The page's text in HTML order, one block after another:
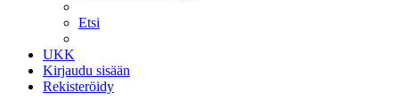
Etsi
UKK
Kirjaudu sisään
Rekisteröidy